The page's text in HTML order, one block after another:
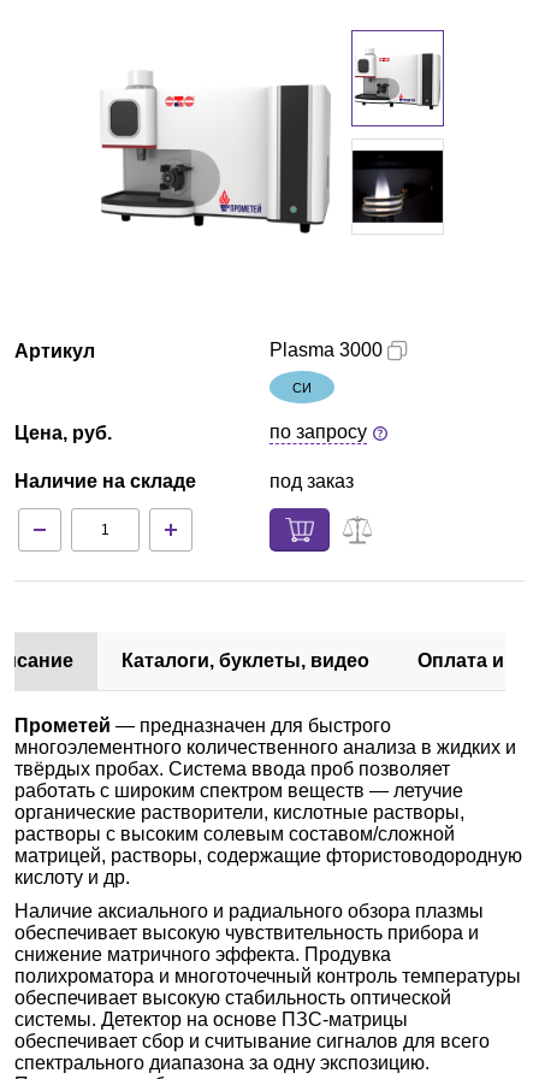
О компании
Контакты
Артикул
Цена, руб.
Наличие на складе
Plasma 3000
СИ
по запросу
под заказ
Каталоги, буклеты, видео Оплата и
Прометей — предназначен для быстрого
многоэлементного количественного анализа в жидких и
твёрдых пробах. Система ввода проб позволяет
работать с широким спектром веществ — летучие
органические растворители, кислотные растворы,
растворы с высоким солевым составом/сложной
матрицей, растворы, содержащие фтористоводородную
кислоту и др.
Наличие аксиального и радиального обзора плазмы
обеспечивает высокую чувствительность прибора и
снижение матричного эффекта. Продувка
полихроматора и многоточечный контроль температуры
обеспечивает высокую стабильность оптической
системы. Детектор на основе ПЗС-матрицы
обеспечивает сбор и считывание сигналов для всего
спектрального диапазона за одну экспозицию.